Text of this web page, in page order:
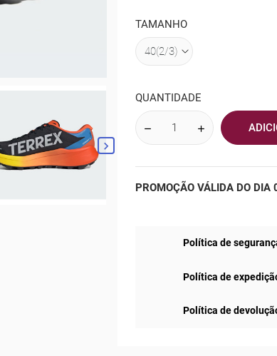

TAMANHO
QUANTIDADE
PROMOÇÃO VÁLIDA DO
Política de
Política de
Política de